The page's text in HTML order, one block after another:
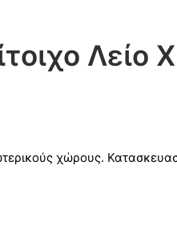
Λείο
χώρους.